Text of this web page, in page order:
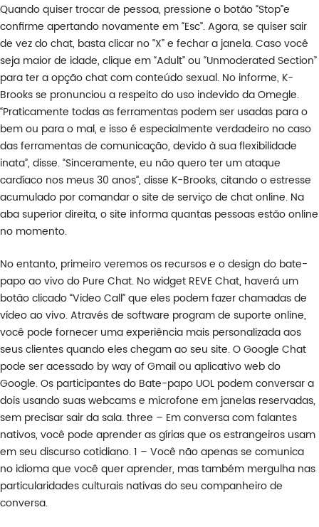
Quando quiser trocar de pessoa, pressione o botão “Stop”e
confirme apertando novamente em “Esc”. Agora, se quiser sair
de vez do chat, basta clicar no “X” e fechar a janela. Caso você
seja maior de idade, clique em “Adult” ou “Unmoderated Section”
para ter a opção chat com conteúdo sexual. No informe, K-
Brooks se pronunciou a respeito do uso indevido da Omegle.
“Praticamente todas as ferramentas podem ser usadas para o
bem ou para o mal, e isso é especialmente verdadeiro no caso
das ferramentas de comunicação, devido à sua flexibilidade
inata”, disse. “Sinceramente, eu não quero ter um ataque
cardíaco nos meus 30 anos”, disse K-Brooks, citando o estresse
acumulado por comandar o site de serviço de chat online. Na
aba superior direita, o site informa quantas pessoas estão online
no momento.
No entanto, primeiro veremos os recursos e o design do bate-
papo ao vivo do Pure Chat. No widget REVE Chat, haverá um
botão clicado “Video Call” que eles podem fazer chamadas de
vídeo ao vivo. Através de software program de suporte online,
você pode fornecer uma experiência mais personalizada aos
seus clientes quando eles chegam ao seu site. O Google Chat
pode ser acessado by way of Gmail ou aplicativo web do
Google. Os participantes do Bate-papo UOL podem conversar a
dois usando suas webcams e microfone em janelas reservadas,
sem precisar sair da sala. three – Em conversa com falantes
nativos, você pode aprender as gírias que os estrangeiros usam
em seu discurso cotidiano. 1 – Você não apenas se comunica
no idioma que você quer aprender, mas também mergulha nas
particularidades culturais nativas do seu companheiro de
conversa.